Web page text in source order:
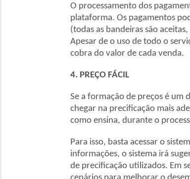
O processamento dos
plataforma. Os pagamentos
(todas as bandeiras são
Apesar de o uso de todo o
cobra do valor de cada venda.
4. PREÇO FÁCIL
Se a formação de preços é um
chegar na precificação mais
como ensina, durante o
Para isso, basta acessar o
informações, o sistema irá
de precificação utilizados. Em